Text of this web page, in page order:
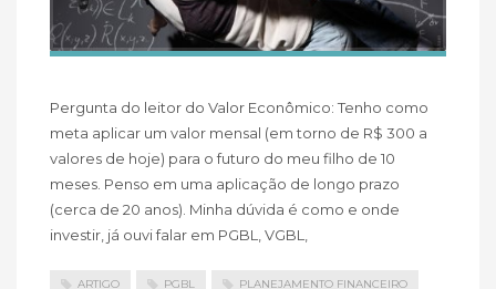
Pergunta do leitor do Valor Econômico: Tenho como
meta aplicar um valor mensal (em torno de R$ 300 a
valores de hoje) para o futuro do meu filho de 10
meses. Penso em uma aplicação de longo prazo
(cerca de 20 anos). Minha dúvida é como e onde
investir, já ouvi falar em PGBL, VGBL,
ARTIGO PGBL PLANEJAMENTO FINANCEIRO